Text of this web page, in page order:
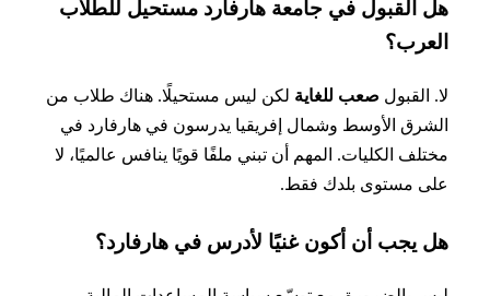
القبول في جامعة هارفارد مستحيل للطلاب
القبولصعب للغايةلكن ليس مستحيلًا. هناك طلاب من
الأوسط وشمال إفريقيا يدرسون في هارفارد في
الكليات. المهم أن تبني ملفًا قويًا ينافس عالميًا، لا
مستوى بلدك فقط.
يجب أن أكون غنيًا لأدرس في هارفارد؟